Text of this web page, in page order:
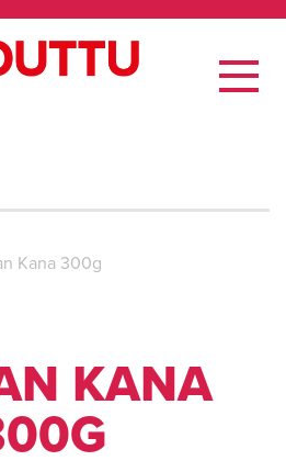
Kana 300g
KANA